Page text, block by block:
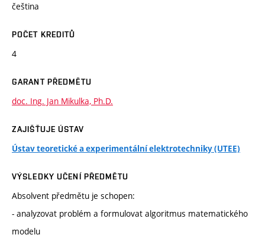
čeština
POČET KREDITŮ
4
GARANT PŘEDMĚTU
doc. Ing. Jan Mikulka, Ph.D.
ZAJIŠŤUJE ÚSTAV
Ústav teoretické a experimentální elektrotechniky (UTEE)
VÝSLEDKY UČENÍ PŘEDMĚTU
Absolvent předmětu je schopen:
- analyzovat problém a formulovat algoritmus matematického
modelu